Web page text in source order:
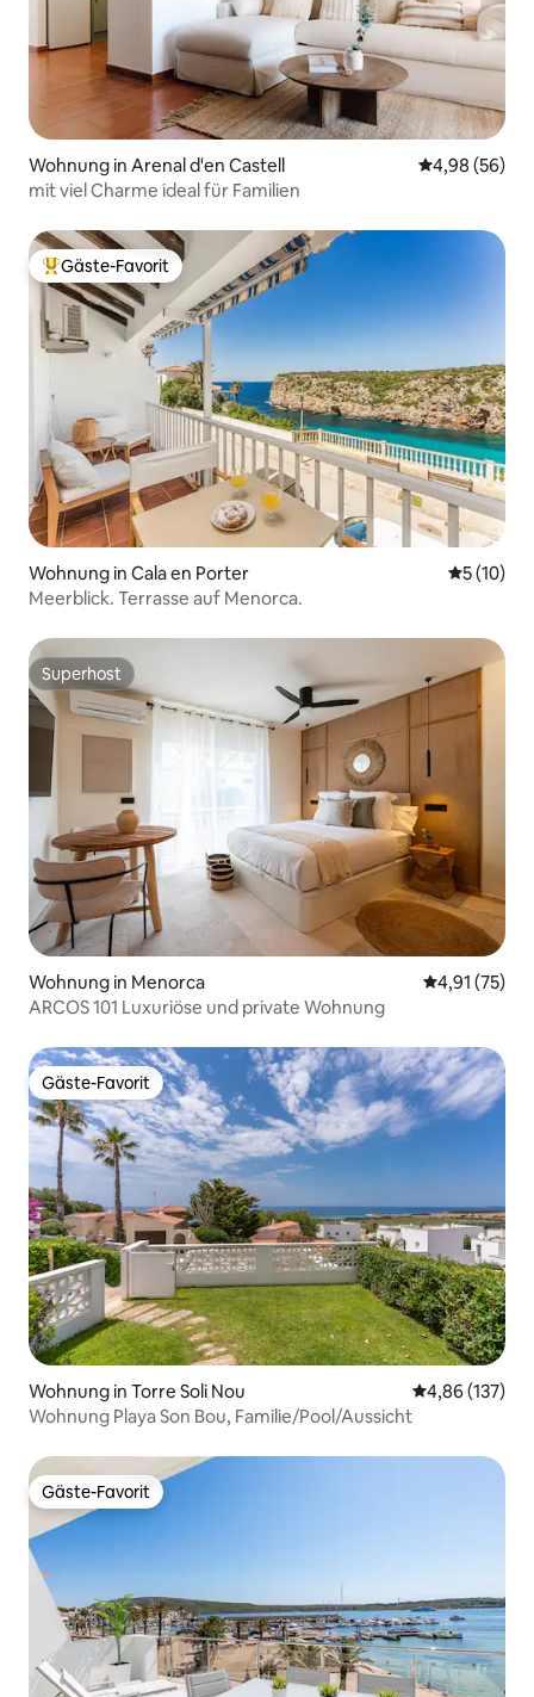
Wohnung in Arenal d'en Castell
4,98 (56)
mit viel Charme ideal für Familien
Beliebter Gäste-Favorit.
Gäste-Favorit
Wohnung in Cala en Porter
5 (10)
Meerblick. Terrasse auf Menorca.
Superhost
Superhost
Wohnung in Menorca
4,91 (75)
ARCOS 101 Luxuriöse und private Wohnung
Gäste-Favorit
Gäste-Favorit
Wohnung in Torre Soli Nou
4,86 (137)
Wohnung Playa Son Bou, Familie/Pool/Aussicht
Gäste-Favorit
Gäste-Favorit